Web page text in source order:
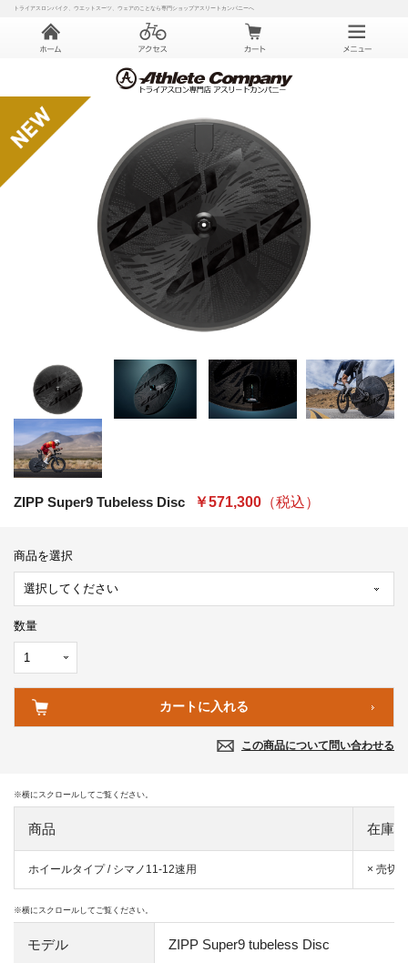
トライアスロンバイク、ウエットスーツ、ウェアのことなら専門ショップアスリートカンパニーへ
ZIPP Super9 Tubeless Disc ￥571,300 （税込）
商品を選択
数量
この商品について問い合わせる
商品 在庫
ホイールタイプ / シマノ11-12速用 × 売切れ
モデル ZIPP Super9 tubeless Disc